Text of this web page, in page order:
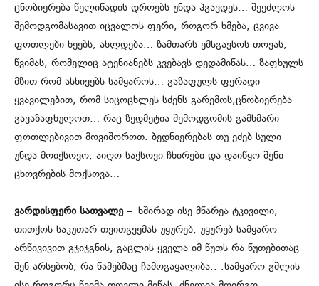
ცნობიერება წელიწადის დროებს უნდა ჰგავდეს… შეეძლოს
შემოდგომასავით იცვალოს ფერი, როგორ ხმება, ცვივა
ფოთლები ხეებს, ახლდება… ზამთარს ემსგავსოს თოვას,
წვიმას, რომელიც ატენიანებს კვებავს დედამიწას… ზაფხულს
მზით რომ ასხივებს სამყაროს… გაზაფულს ფერადი
ყვავილებით, რომ სიცოცხლეს სძენს გარემოს,ცნობიერება
გავაზაფხულოთ… რაც ზედმეტია შემოდგომის გამხმარი
ფოთლებივით მოვიშოროთ. ბედნიერებას თუ ეძებ სული
უნდა მოიქსოვო, აიღო საქსოვი ჩხირები და დაიწყო შენი
ცხოვრების მოქსოვა…
ვარდისფერი სათვალე – ხშირად ისე მწარეა ტკივილი,
თითქოს საკუთარ თვითგვემას უყურებ, უყურებ სამყარო
არწივივით გჯიჯგნის, გაცლის ყველა იმ წუთს რა წუთებითაც
შენ არსებობ, რა წამებმაც ჩამოგაყალიბა.. .სამყარო გშლის